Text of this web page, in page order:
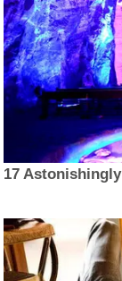
17